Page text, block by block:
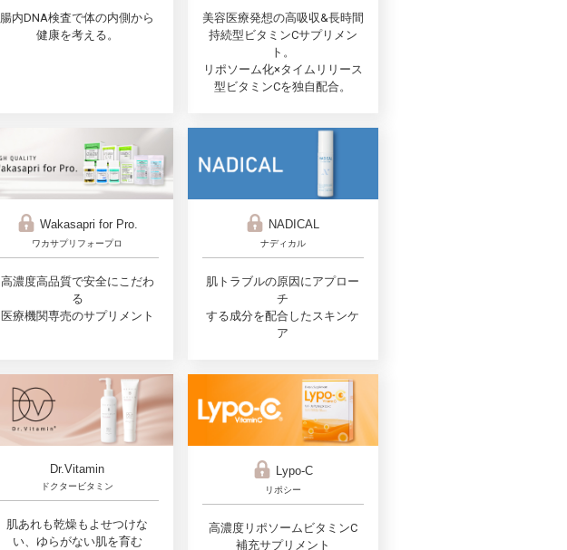
腸内DNA検査で体の内側から
健康を考える。
美容医療発想の高吸収&長時間
持続型ビタミンCサプリメン
ト。
リポソーム化×タイムリリース
型ビタミンCを独自配合。
Wakasapri for Pro.
ワカサプリフォープロ
高濃度高品質で安全にこだわ
る
医療機関専売のサプリメント
NADICAL
ナディカル
肌トラブルの原因にアプロー
チ
する成分を配合したスキンケ
ア
Dr.Vitamin
ドクタービタミン
肌あれも乾燥もよせつけな
い、ゆらがない肌を育む
Lypo-C
リポシー
高濃度リポソームビタミンC
補充サプリメント